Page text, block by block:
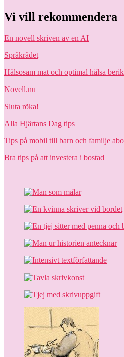
Vi vill rekommendera
En novell skriven av en AI
Språkrådet
Hälsosam mat och optimal hälsa
Novell.nu
Sluta röka!
Alla Hjärtans Dag tips
Tips på mobil till barn och familje
Bra tips på att investera i bostad